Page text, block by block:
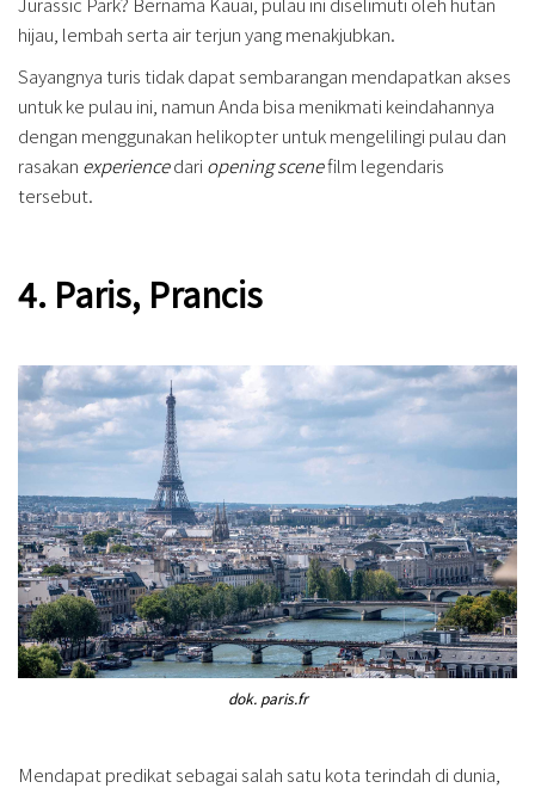
hijau, lembah serta air terjun yang menakjubkan.
Sayangnya turis tidak dapat sembarangan mendapatkan akses
untuk ke pulau ini, namun Anda bisa menikmati keindahannya
dengan menggunakan helikopter untuk mengelilingi pulau dan
rasakan experiencedari opening scenefilm legendaris
tersebut.
4. Paris, Prancis
dok. paris.fr
Mendapat predikat sebagai salah satu kota terindah di dunia,